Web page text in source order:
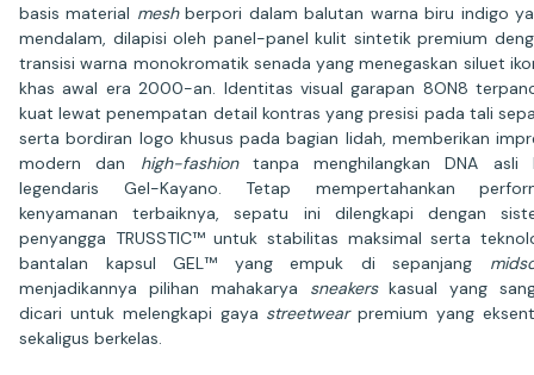
basis material meshberpori dalam balutan warna biru indigo
mendalam, dilapisi oleh panel-panel kulit sintetik premium
transisi warna monokromatik senada yang menegaskan siluet
khas awal era 2000-an. Identitas visual garapan 8ON8
kuat lewat penempatan detail kontras yang presisi pada tali
serta bordiran logo khusus pada bagian lidah, memberikan
modern dan high-fashiontanpa menghilangkan DNA asli
legendaris Gel-Kayano. Tetap mempertahankan
kenyamanan terbaiknya, sepatu ini dilengkapi dengan
penyangga TRUSSTIC™ untuk stabilitas maksimal serta
bantalan kapsul GEL™ yang empuk di sepanjang
menjadikannya pilihan mahakarya sneakerskasual yang
dicari untuk melengkapi gaya streetwearpremium yang
sekaligus berkelas.